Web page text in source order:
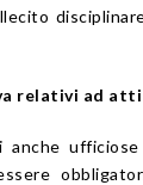
relativi ad
anche